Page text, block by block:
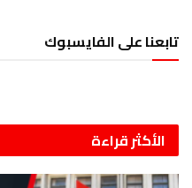
تابعنا على الفايسبوك
الأكثر قراءة